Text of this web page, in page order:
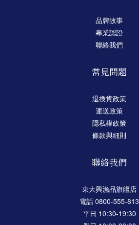
品牌故事
專業認證
聯絡我們
常見問題
退換貨政策
運送政策
隱私權政策
條款與細則
聯絡我們
東大興漁品旗艦店
電話 0800-555-813
平日 10:30-19:30